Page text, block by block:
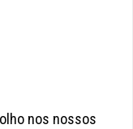
nos nossos